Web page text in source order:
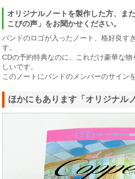
オリジナルノートを製作した方、ま
こびの声」をお聞かせください。
バンドのロゴが入ったノート、格好良す
す。
CDの予約特典なのに、これだけ豪華な
しいです。
このノートにバンドのメンバーのサイン
ほかにもあります「オリジナル